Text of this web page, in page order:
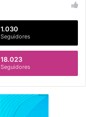
1.030
Seguidores
18.023
Seguidores